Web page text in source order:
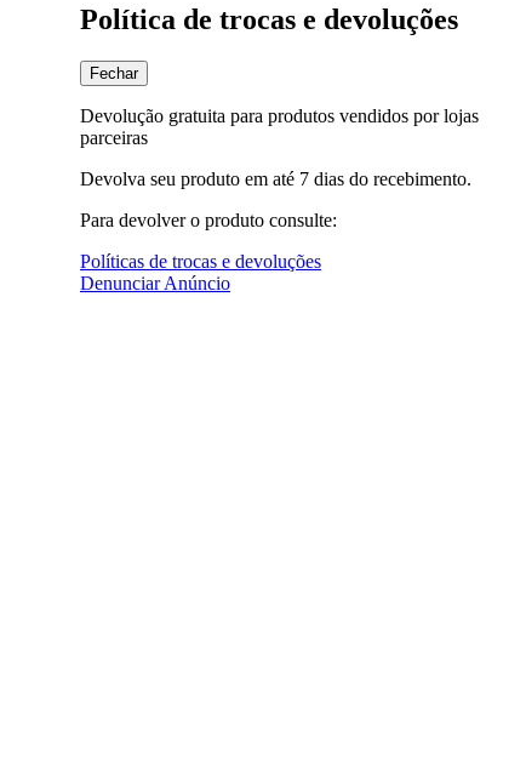
Política de trocas e devoluções
Fechar
Devolução gratuita para produtos vendidos por lojas
parceiras
Devolva seu produto em até 7 dias do recebimento.
Para devolver o produto consulte:
Políticas de trocas e devoluções
Denunciar Anúncio